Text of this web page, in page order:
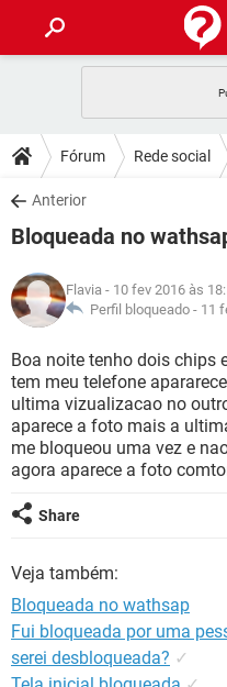
CELULAR
OUTLOOK
INSTAGRAM
GUIA DE COMPRAS
DICAS
JOGOS
INSTAGRAM
GUIA DE COMPRAS
DOWNLOADS
JOGOS
CELULAR
OUTLOOK
INSTAGRAM
GUIA DE COMPRAS
FÓRUM
JOGOS
CELULAR
OUTLOOK
INSTAGRAM
GUIA DE COMPRAS
GLOSSÁRIO
CELULAR
OUTLOOK
INSTAGRAM
GUIA DE COMPRAS
Fórum Rede social
Anterior
Bloqueada no
Flavia - 10 fev 2016 às
Perfil bloqueado - 11
Boa noite tenho dois chips
tem meu telefone
ultima vizualizacao no
aparece a foto mais a
me bloqueou uma vez e
agora aparece a foto
Share
Veja também:
Bloqueada no wathsap
Fui bloqueada por uma
serei desbloqueada? ✓